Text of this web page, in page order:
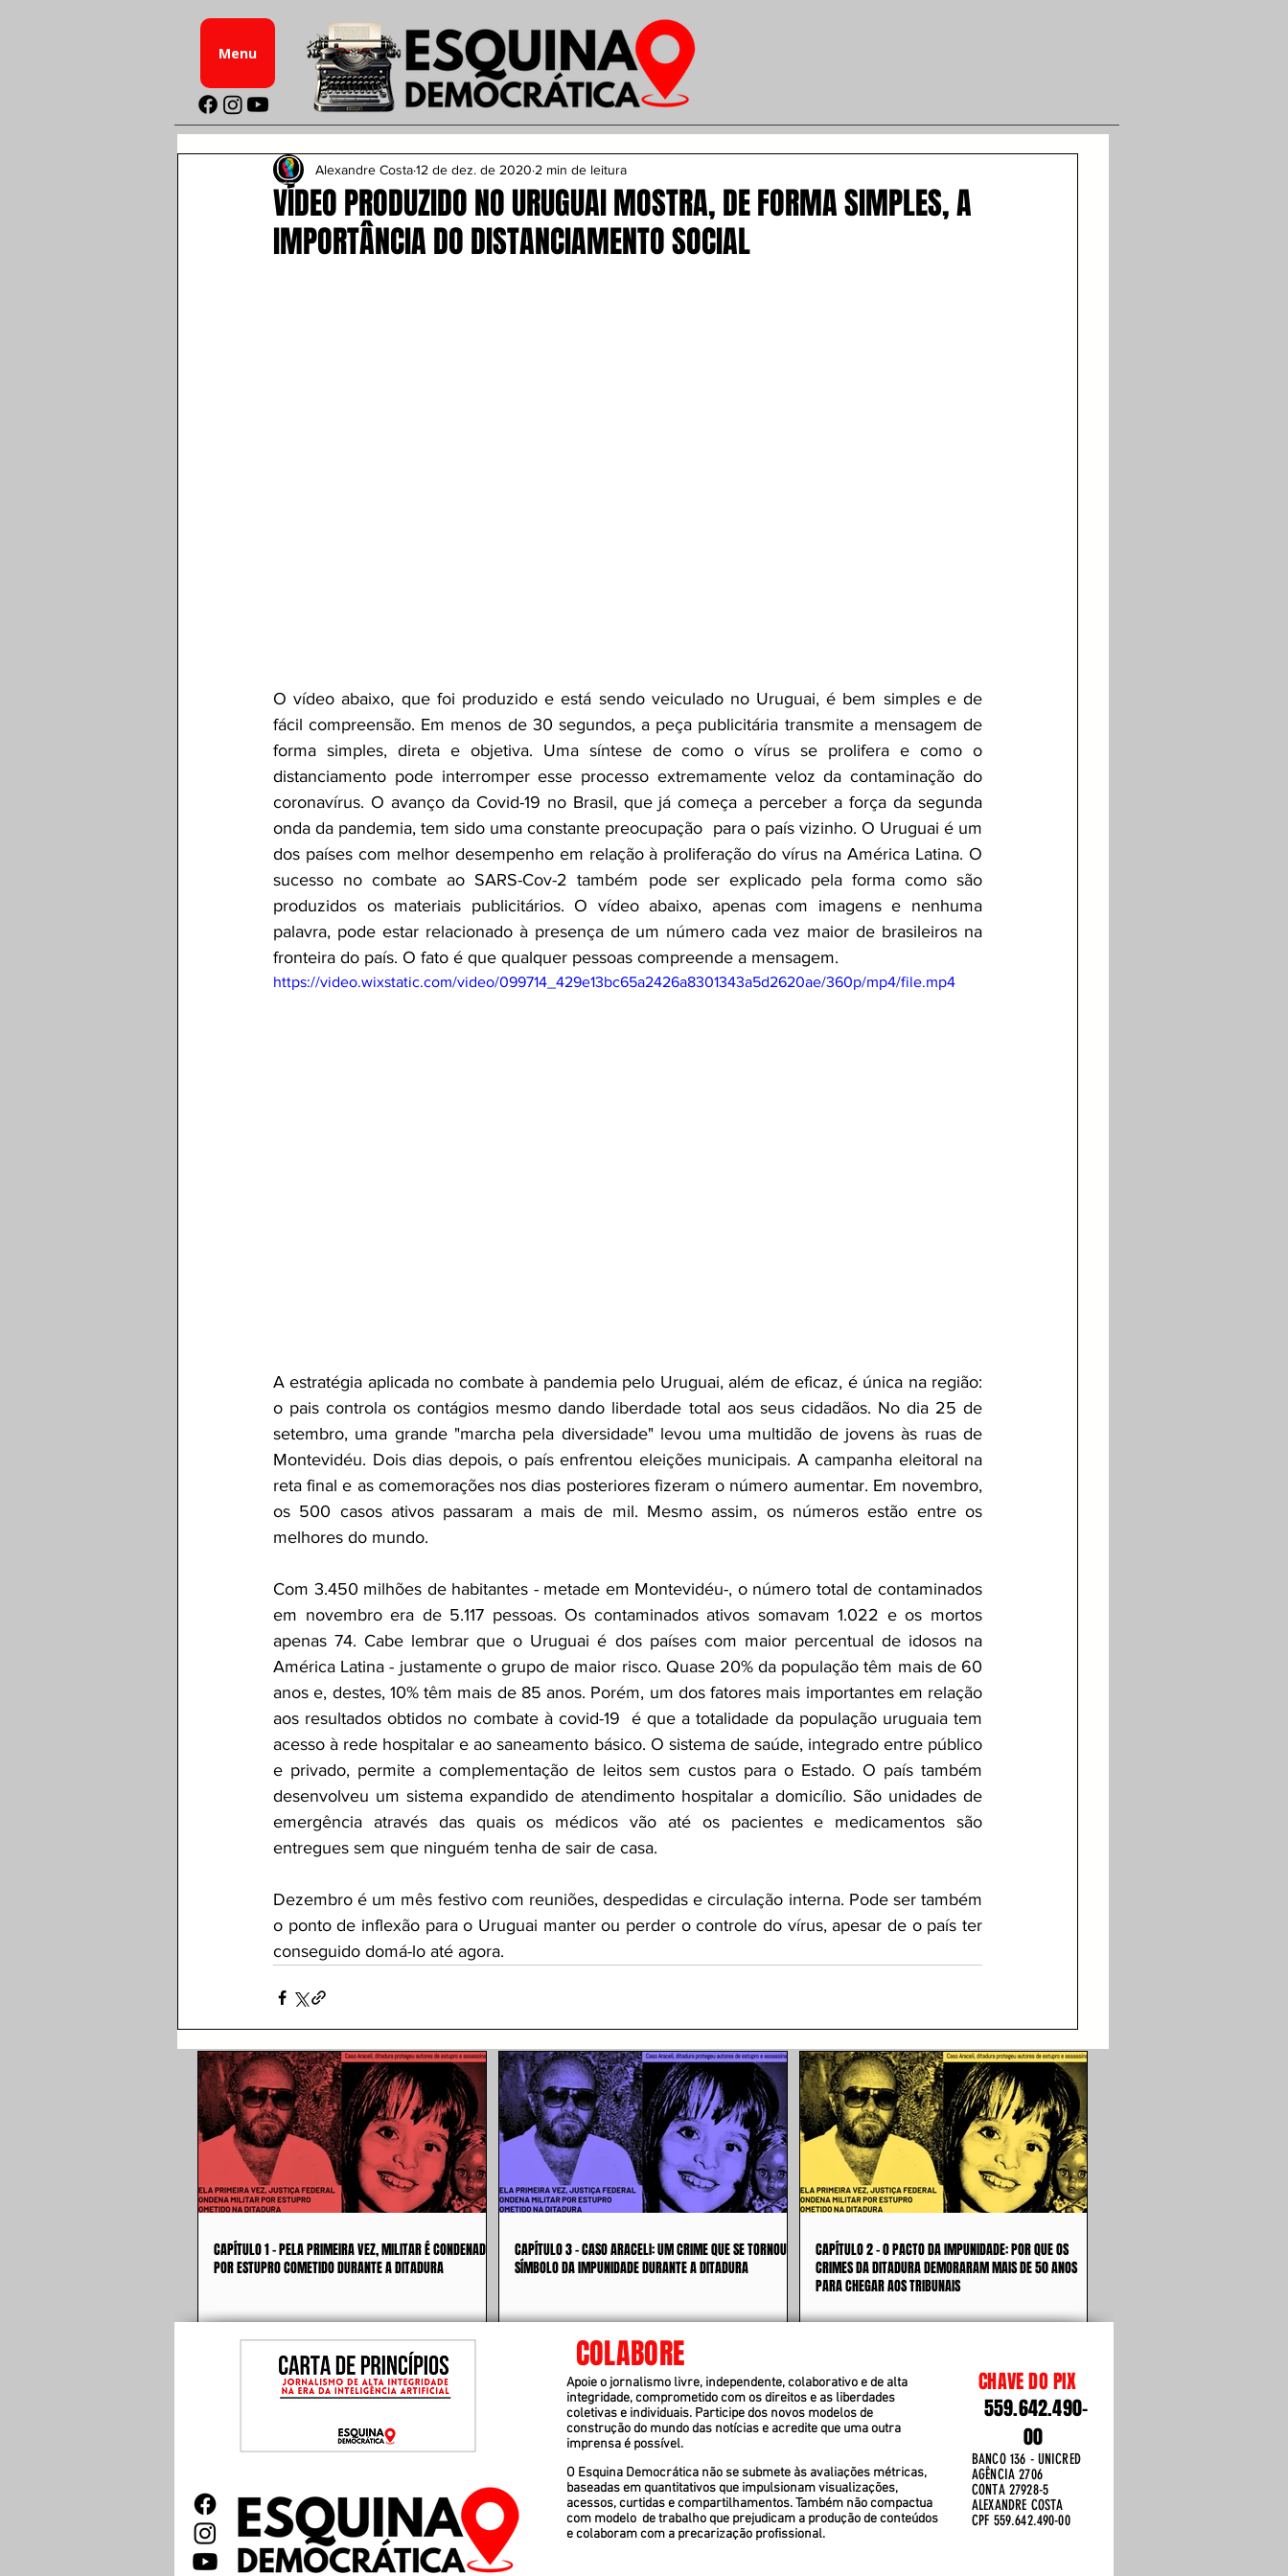
Menu
VÍDEO PRODUZIDO NO URUGUAI MOSTRA, DE FORMA SIMPLES, A
IMPORTÂNCIA DO DISTANCIAMENTO SOCIAL
Alexandre Costa12 de dez. de 2020 2 min de leitura
O vídeo abaixo, que foi produzido e está sendo veiculado no Uruguai, é bem simples e de
fácil compreensão. Em menos de 30 segundos, a peça publicitária transmite a mensagem de
forma simples, direta e objetiva. Uma síntese de como o vírus se prolifera e como o
distanciamento pode interromper esse processo extremamente veloz da contaminação do
coronavírus. O avanço da Covid-19 no Brasil, que já começa a perceber a força da segunda
onda da pandemia, tem sido uma constante preocupação  para o país vizinho. O Uruguai é um
dos países com melhor desempenho em relação à proliferação do vírus na América Latina. O
sucesso no combate ao SARS-Cov-2 também pode ser explicado pela forma como são
produzidos os materiais publicitários. O vídeo abaixo, apenas com imagens e nenhuma
palavra, pode estar relacionado à presença de um número cada vez maior de brasileiros na
fronteira do país. O fato é que qualquer pessoas compreende a mensagem.
https://video.wixstatic.com/video/099714_429e13bc65a2426a8301343a5d2620ae/360p/mp4/file.mp4
A estratégia aplicada no combate à pandemia pelo Uruguai, além de eficaz, é única na região:
o pais controla os contágios mesmo dando liberdade total aos seus cidadãos. No dia 25 de
setembro, uma grande "marcha pela diversidade" levou uma multidão de jovens às ruas de
Montevidéu. Dois dias depois, o país enfrentou eleições municipais. A campanha eleitoral na
reta final e as comemorações nos dias posteriores fizeram o número aumentar. Em novembro,
os 500 casos ativos passaram a mais de mil. Mesmo assim, os números estão entre os
melhores do mundo.
Com 3.450 milhões de habitantes - metade em Montevidéu-, o número total de contaminados
em novembro era de 5.117 pessoas. Os contaminados ativos somavam 1.022 e os mortos
apenas 74. Cabe lembrar que o Uruguai é dos países com maior percentual de idosos na
América Latina - justamente o grupo de maior risco. Quase 20% da população têm mais de 60
anos e, destes, 10% têm mais de 85 anos. Porém, um dos fatores mais importantes em relação
aos resultados obtidos no combate à covid-19  é que a totalidade da população uruguaia tem
acesso à rede hospitalar e ao saneamento básico. O sistema de saúde, integrado entre público
e privado, permite a complementação de leitos sem custos para o Estado. O país também
desenvolveu um sistema expandido de atendimento hospitalar a domicílio. São unidades de
emergência através das quais os médicos vão até os pacientes e medicamentos são
entregues sem que ninguém tenha de sair de casa.
Dezembro é um mês festivo com reuniões, despedidas e circulação interna. Pode ser também
o ponto de inflexão para o Uruguai manter ou perder o controle do vírus, apesar de o país ter
conseguido domá-lo até agora.
CAPÍTULO 1 - PELA PRIMEIRA VEZ, MILITAR É CONDENADO
POR ESTUPRO COMETIDO DURANTE A DITADURA
CAPÍTULO 3 - CASO ARACELI: UM CRIME QUE SE TORNOU
SÍMBOLO DA IMPUNIDADE DURANTE A DITADURA
CAPÍTULO 2 - O PACTO DA IMPUNIDADE: POR QUE OS
CRIMES DA DITADURA DEMORARAM MAIS DE 50 ANOS
PARA CHEGAR AOS TRIBUNAIS
COLABORE
Apoie o jornalismo livre, independente, colaborativo e de alta
integridade, comprometido com os direitos e as liberdades
coletivas e individuais. Participe dos novos modelos de
construção do mundo das notícias e acredite que uma outra
imprensa é possível.
O Esquina Democrática não se submete às avaliações métricas,
baseadas em quantitativos que impulsionam visualizações,
acessos, curtidas e compartilhamentos. Também não compactua
com modelo de trabalho que prejudicam a produção de conteúdos
e colaboram com a precarização profissional.
CHAVE DO PIX
559.642.490-
00
BANCO 136 - UNICRED
AGÊNCIA 2706
CONTA 27928-5
ALEXANDRE COSTA
CPF 559.642.490-00